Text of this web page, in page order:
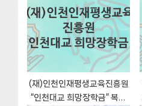
(재)인천인재평생교육진흥원
“인천대교 희망장학금” 복지